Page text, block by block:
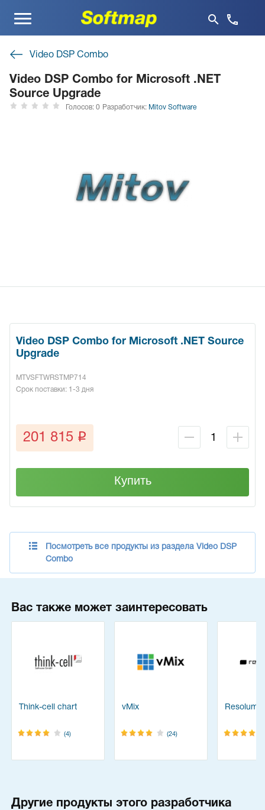
Меню
Video DSP Combo
Video DSP Combo for Microsoft .NET
Source Upgrade
Голосов: 0 Разработчик: Mitov Software
Video DSP Combo for Microsoft .NET Source
Upgrade
MTVSFTWRSTMP714
Срок поставки: 1-3 дня
201 815 q
Купить
Посмотреть все продукты из раздела Video DSP
Combo
Вас также может заинтересовать
Think-cell chart
(4)
vMix
(24)
Resolume
Другие продукты этого разработчика